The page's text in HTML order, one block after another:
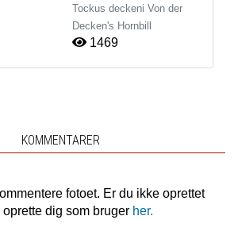
Tockus deckeni Von der
Decken's Hornbill
1469
KOMMENTARER
fotoet. Er du ikke oprettet
dig som bruger her.